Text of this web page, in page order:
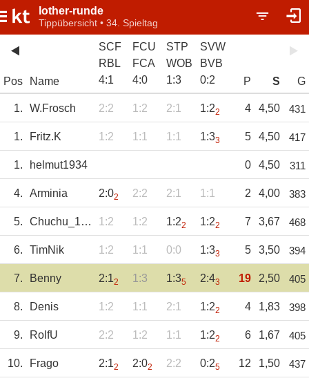
lother-runde
Tippübersicht • 34. Spieltag
Pos Name
SCF
RBL
4:1
FCU
FCA
4:0
STP
WOB
1:3
SVW
BVB
0:2 P S G
1. W.Frosch 2:2 1:2 2:1 1:22 4 4,50 431
1. Fritz.K 1:2 1:1 1:1 1:33 5 4,50 417
1. helmut1934 0 4,50 311
4. Arminia 2:02 2:2 2:1 1:1 2 4,00 383
5. Chuchu_1978 1:2 1:2 1:22 1:22 7 3,67 468
6. TimNik 1:2 1:1 0:0 1:33 5 3,50 394
7. Benny 2:12 1:3 1:35 2:43 19 2,50 405
8. Denis 1:2 1:1 2:1 1:22 4 1,83 398
9. RolfU 2:2 1:2 1:1 1:22 6 1,67 405
10. Frago 2:12 2:02 2:2 0:25 12 1,50 437